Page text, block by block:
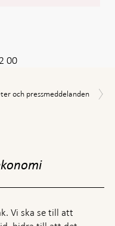
00
och pressmeddelanden
Vi ska se till att